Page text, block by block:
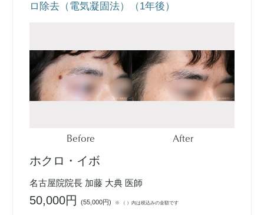
ロ除去（電気凝固法）（1年後）
Before After
ホクロ・イボ
名古屋院院長 加藤 大典 医師
50,000円(55,000円) ※ （ ）内は税込みの金額です